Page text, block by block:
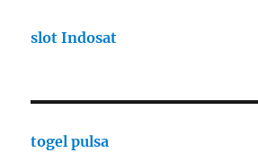
slot Indosat
togel pulsa